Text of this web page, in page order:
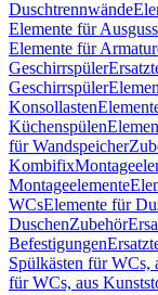
Duschtrennwände
Elemente für
Elemente für
Geschirrspüler
Geschirrspüler
Konsollasten
Küchenspülen
für Wandspeicher
Kombifix
Montageelemente
WCsElemente für
DuschenZubehör
Befestigungen
Spülkästen für WCs,
für WCs, aus